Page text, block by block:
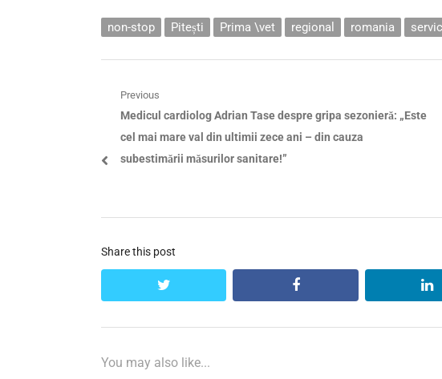
non-stop Pitești Prima \vet regional romania
Navigare
articole
Previous
Previous
post:
Medicul cardiolog Adrian Tase despre gripa sezonieră: „Este
cel mai mare val din ultimii zece ani – din cauza
subestimării măsurilor sanitare!”
Share this post
twitter facebook
You may also like...